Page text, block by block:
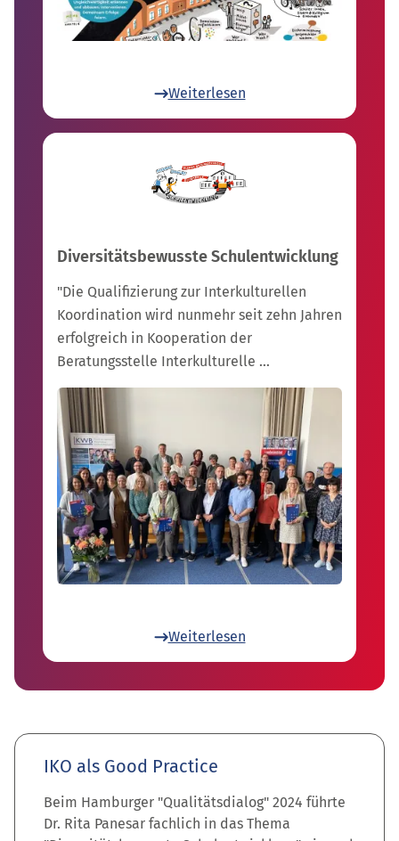
Weiterlesen
Diversitätsbewusste Schulentwicklung
"Die Qualifizierung zur Interkulturellen
Koordination wird nunmehr seit zehn Jahren
erfolgreich in Kooperation der
Beratungsstelle Interkulturelle …
Weiterlesen
IKO als Good Practice
Beim Hamburger "Qualitätsdialog" 2024 führte
Dr. Rita Panesar fachlich in das Thema